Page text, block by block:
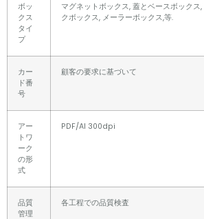
ボッ
クス
タイ
プ
マグネットボックス, 蓋とベースボックス
クボックス, メーラーボックス,等.
カー
ド番
号
顧客の要求に基づいて
アー
トワ
ーク
の形
式
PDF/AI 300dpi
品質
管理
各工程での品質検査